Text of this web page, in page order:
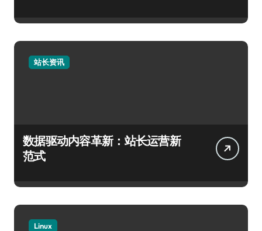
站长资讯
数据驱动内容革新：站长运营新
范式
Linux